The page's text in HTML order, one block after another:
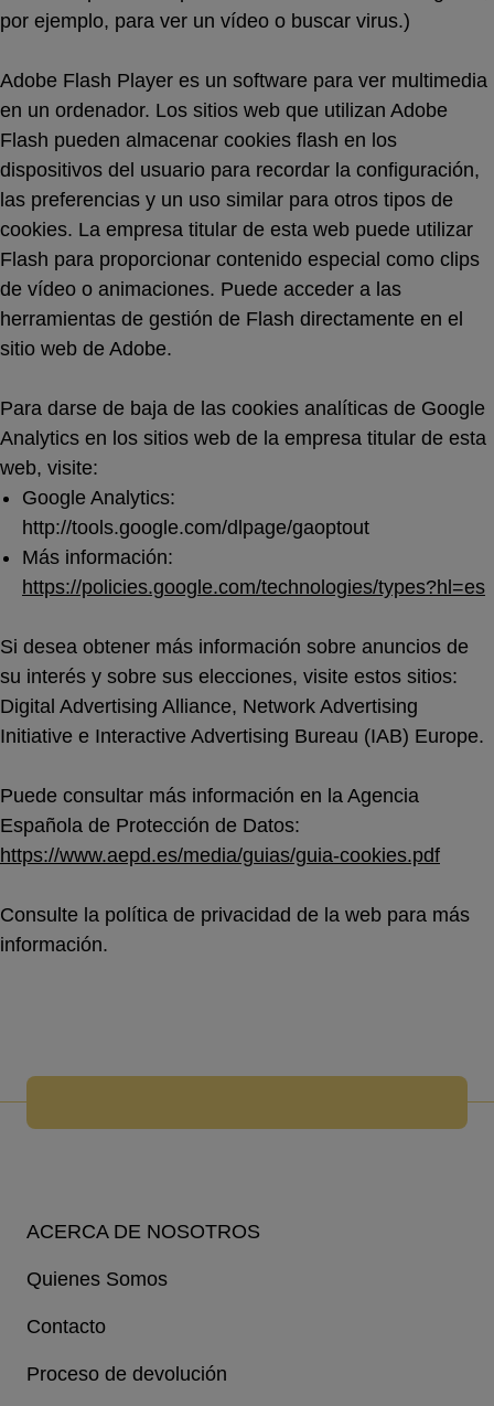
por ejemplo, para ver un vídeo o buscar virus.)
Adobe Flash Player es un software para ver multimedia
en un ordenador. Los sitios web que utilizan Adobe
Flash pueden almacenar cookies flash en los
dispositivos del usuario para recordar la configuración,
las preferencias y un uso similar para otros tipos de
cookies. La empresa titular de esta web puede utilizar
Flash para proporcionar contenido especial como clips
de vídeo o animaciones. Puede acceder a las
herramientas de gestión de Flash directamente en el
sitio web de Adobe.
Para darse de baja de las cookies analíticas de Google
Analytics en los sitios web de la empresa titular de esta
web, visite:
Google Analytics:
http://tools.google.com/dlpage/gaoptout
Más información:
https://policies.google.com/technologies/types?hl=es
Si desea obtener más información sobre anuncios de
su interés y sobre sus elecciones, visite estos sitios:
Digital Advertising Alliance, Network Advertising
Initiative e Interactive Advertising Bureau (IAB) Europe.
Puede consultar más información en la Agencia
Española de Protección de Datos:
https://www.aepd.es/media/guias/guia-cookies.pdf
Consulte la política de privacidad de la web para más
información.
ACERCA DE NOSOTROS
Quienes Somos
Contacto
Proceso de devolución